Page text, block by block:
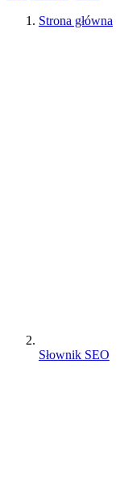
Strona główna
Słownik SEO